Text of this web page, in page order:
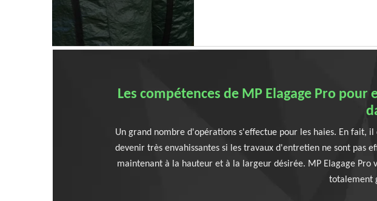
Les compétences de MP Elagage Pro
Un grand nombre d'opérations s'effectue pour les haies. En fait,
devenir très envahissantes si les travaux d'entretien ne sont pas
maintenant à la hauteur et à la largeur désirée. MP Elagage
totalement